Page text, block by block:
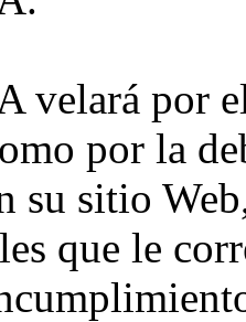
velará por
por la
su sitio
que le